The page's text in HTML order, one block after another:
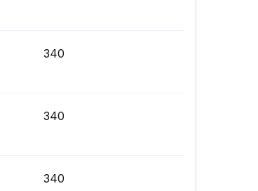
340
340
340